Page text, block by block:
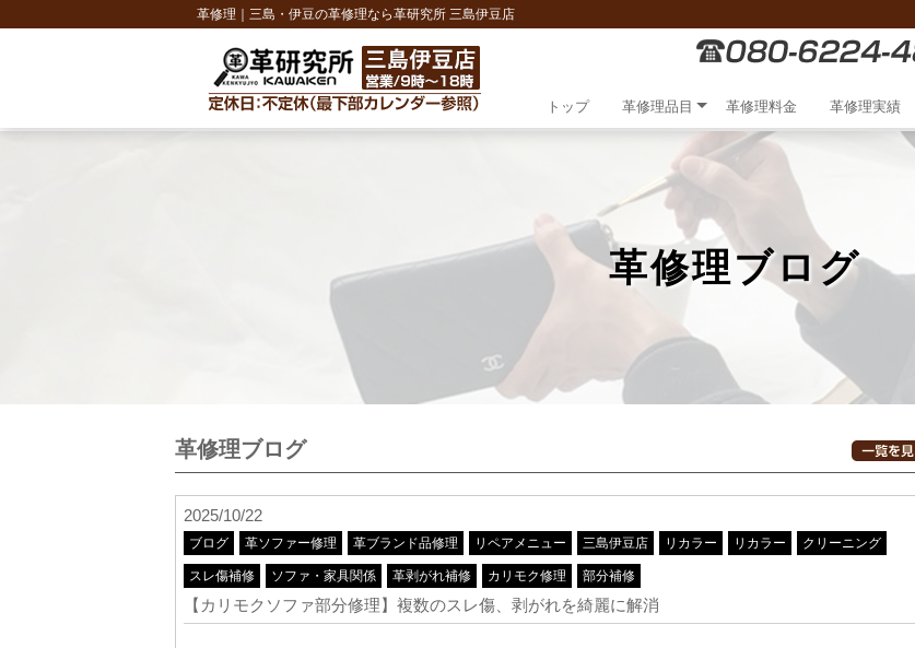
革修理｜三島・伊豆の革修理なら革研究所 三島伊豆店
トップ 革修理品目 革修理料金 革修理実績
革修理ブログ
革修理ブログ
2025/10/22
ブログ 革ソファー修理 革ブランド品修理 リペアメニュー 三島伊豆店 リカラー リカラー クリーニング
スレ傷補修 ソファ・家具関係 革剥がれ補修 カリモク修理 部分補修
【カリモクソファ部分修理】複数のスレ傷、剥がれを綺麗に解消